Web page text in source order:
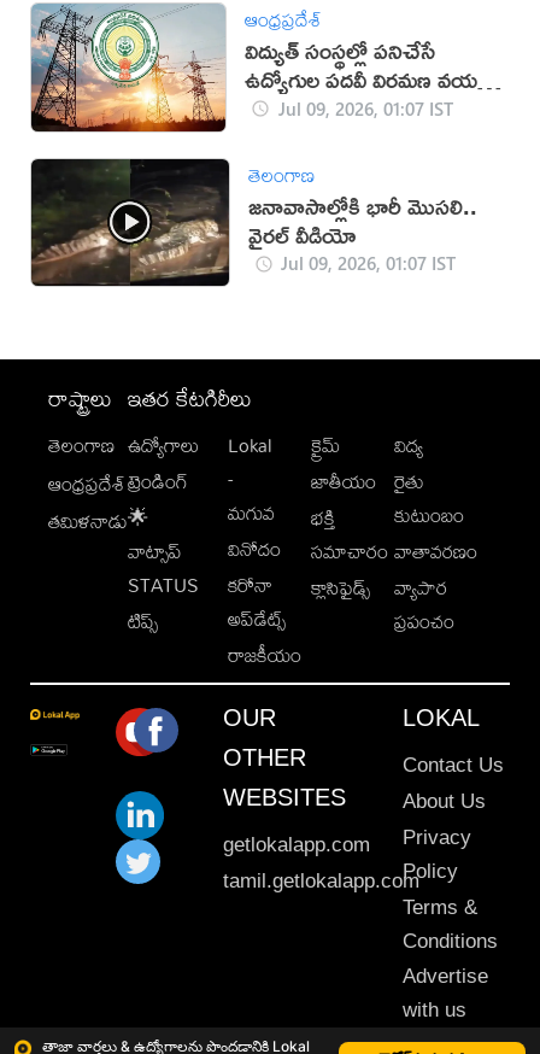
తాజా వార్తలు & ఉద్యోగాలను పొందడానికి Lokal
ఆంధ్రప్రదేశ్
విద్యుత్ సంస్థల్లో పనిచేసే
ఉద్యోగుల పదవీ విరమణ వయసు
పెంపు!Jul 09, 2026, 01:07 IST
తెలంగాణ
జనావాసాల్లోకి భారీ మొసలి..
వైరల్ వీడియో
Jul 09, 2026, 01:07 IST
రాష్ట్రాలు
తెలంగాణ
ఆంధ్రప్రదేశ్
తమిళనాడు
ఇతర కేటగిరీలు
ఉద్యోగాలు
ట్రెండింగ్
🌟
వాట్సాప్
STATUS
టిప్స్
Lokal
-
మగువ
వినోదం
కరోనా
అప్‌డేట్స్
రాజకీయం
క్రైమ్
జాతీయం
భక్తి
సమాచారం
క్లాసిఫైడ్స్
విద్య
రైతు
కుటుంబం
వాతావరణం
వ్యాపార
ప్రపంచం
OUR
OTHER
WEBSITES
getlokalapp.com
tamil.getlokalapp.com
LOKAL
Contact Us
About Us
Privacy
Policy
Terms &
Conditions
Advertise
with us
Sitemap